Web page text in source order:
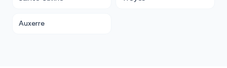
Auxerre